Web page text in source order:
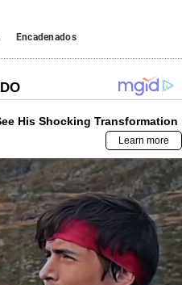
Encadenados